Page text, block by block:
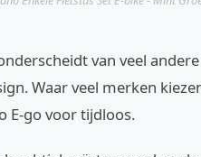
van veel
Waar veel merken
E-go voor tijdloos.